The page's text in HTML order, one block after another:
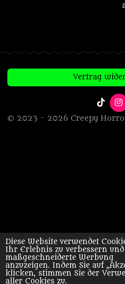
Diese Website verwendet
Ihr Erlebnis zu verbessern und
maßgeschneiderte Werbung
anzuzeigen. Indem Sie auf
klicken, stimmen Sie der
aller Cookies zu.
Vertrag
T
i
k
I
n
s
© 2023 - 2026 Creepy